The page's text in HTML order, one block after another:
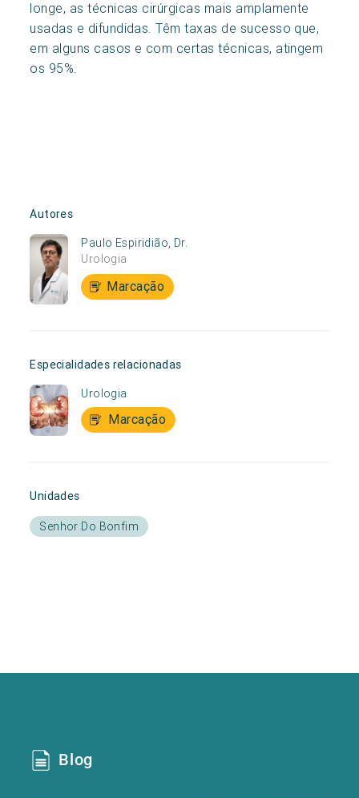
longe, as técnicas cirúrgicas mais amplamente
usadas e difundidas. Têm taxas de sucesso que,
em alguns casos e com certas técnicas, atingem
os 95%.
Autores
Paulo Espiridião, Dr.
Urologia
Marcação
Especialidades relacionadas
Urologia
Marcação
Unidades
Senhor Do Bonfim
Blog